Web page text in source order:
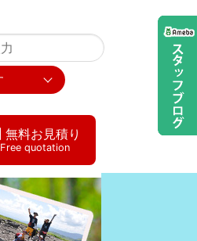
無料お見積り
Free quotation